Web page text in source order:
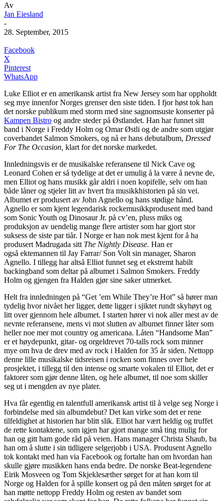
Av
Jan Eiesland
-
28. September, 2015
Facebook
X
Pinterest
WhatsApp
Luke Elliot er en amerikansk artist fra New Jersey som har oppholdt
seg mye innenfor Norges grenser den siste tiden. I fjor høst tok han
det norske publikum med storm med sine sagnomsuste konserter på
Kampen Bistro og andre steder på Østlandet. Han har funnet sitt
band i Norge i Freddy Holm og Omar Østli og de andre som utgjør
coverbandet Salmon Smokers, og nå er hans debutalbum, Dressed
For The Occasion, klart for det norske markedet.
Innledningsvis er de musikalske referansene til Nick Cave og
Leonard Cohen er så tydelige at det er umulig å la være å nevne de,
men Elliot og hans musikk går aldri i noen kopifelle, selv om han
både låner og stjeler litt av hvert fra musikkhistorien på sin vei.
Albumet er produsert av John Agnello og hans stødige hånd.
Agnello er som kjent legendarisk rockemusikkprodusent med band
som Sonic Youth og Dinosaur Jr. på cv’en, pluss miks og
produksjon av uendelig mange flere artister som har gjort stor
suksess de siste par tiår. I Norge er han nok mest kjent for å ha
produsert Madrugada sitt The Nightly Disease. Han er
også ektemannen til Jay Farrar/ Son Volt sin manager, Sharon
Agnello. I tillegg har altså Elliot funnet seg et ekstremt habilt
backingband som deltar på albumet i Salmon Smokers. Freddy
Holm og gjengen fra Halden gjør sine saker utmerket.
Helt fra innledningen på “Get ’em While They’re Hot” så hører man
tydelig hvor nivået her ligger, dette ligger i sjiktet rundt skyhøyt og
litt over gjennom hele albumet. I starten hører vi nok aller mest av de
nevnte referansene, mens vi mot slutten av albumet finner låter som
heller noe mer mot country og americana. Låten “Handsome Man”
er et høydepunkt gitar- og orgeldrevet 70-talls rock som minner
mye om hva de drev med av rock i Halden for 35 år siden. Nettopp
denne lille musikalske tidsreisen i rocken som finnes over hele
prosjektet, i tillegg til den intense og smarte vokalen til Elliot, det er
faktorer som gjør denne låten, og hele albumet, til noe som skiller
seg ut i mengden av nye plater.
Hva får egentlig en talentfull amerikansk artist til å velge seg Norge i
forbindelse med sin albumdebut? Det kan virke som det er rene
tilfeldighet at historien har blitt slik. Elliot har vært heldig og truffet
de rette kontaktene, som igjen har gjort mange små ting mulig for
han og gitt ham gode råd på veien. Hans manager Christa Shaub, ba
han om å slutte i sin tidligere selgerjobb i USA. Produsent Agnello
tok kontakt med han via Facebook og fortalte han om hvordan han
skulle gjøre musikken hans enda bedre. De norske Beat-legendene
Eirik Mosveen og Tom Skjeklesæther sørget for at han kom til
Norge og Halden for å spille konsert og på den måten sørget for at
han møtte nettopp Freddy Holm og resten av bandet som